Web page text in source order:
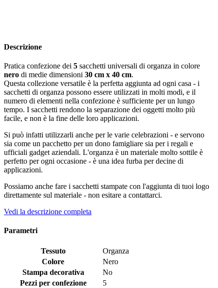
Descrizione
Pratica confezione dei 5 sacchetti universali di organza in colore
nero di medie dimensioni 30 cm x 40 cm.
Questa collezione versatile è la perfetta aggiunta ad ogni casa - i
sacchetti di organza possono essere utilizzati in molti modi, e il
numero di elementi nella confezione è sufficiente per un lungo
tempo. I sacchetti rendono la separazione dei oggetti molto più
facile, e non è la fine delle loro applicazioni.
Si può infatti utilizzarli anche per le varie celebrazioni - e servono
sia come un pacchetto per un dono famigliare sia per i regali e
ufficiali gadget aziendali. L'organza è un materiale molto sottile è
perfetto per ogni occasione - è una idea furba per decine di
applicazioni.
Possiamo anche fare i sacchetti stampate con l'aggiunta di tuoi logo
direttamente sul materiale - non esitare a contattarci.
Vedi la descrizione completa
Parametri
Tessuto
Organza
Colore
Nero
Stampa decorativa
No
Pezzi per confezione
5